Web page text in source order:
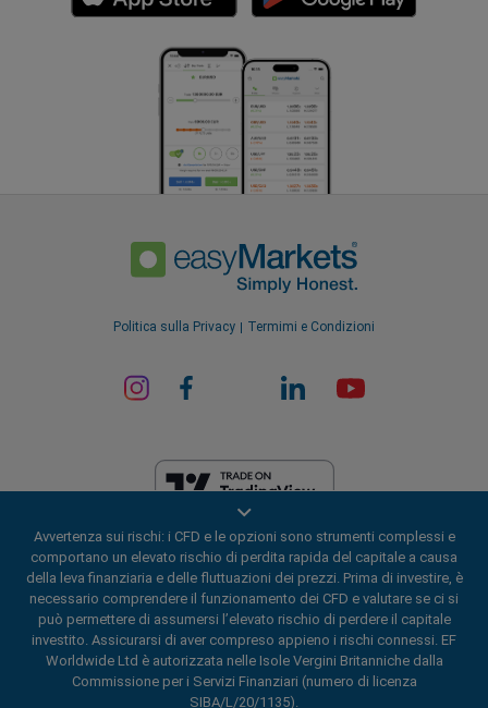
Politica sulla Privacy Termimi e Condizioni
EF Worldwide Ltd è autorizzata nelle Isole Vergini Britanniche dalla
Commissione per i Servizi Finanziari (numero di licenza
SIBA/L/20/1135). easyMarkets è un nome commerciale di EF Worldwide
Ltd, numero di registrazione: 2031075. Il presente sito web è gestito da
EF Worldwide Limited (parte del gruppo Blue Capital Markets). Il
presente sito web non è destinato ai residenti in Giappone e in India.
EF Worldwide Ltd non fornisce servizi ai
residenti di alcune regioni, quali gli Stati Uniti d'America, Israele, la
Avvertenza sui rischi: i CFD e le opzioni sono strumenti complessi e
comportano un elevato rischio di perdita rapida del capitale a causa
della leva finanziaria e delle fluttuazioni dei prezzi. Prima di investire, è
necessario comprendere il funzionamento dei CFD e valutare se ci si
può permettere di assumersi l’elevato rischio di perdere il capitale
investito. Assicurarsi di aver compreso appieno i rischi connessi. EF
Worldwide Ltd è autorizzata nelle Isole Vergini Britanniche dalla
Commissione per i Servizi Finanziari (numero di licenza
SIBA/L/20/1135).